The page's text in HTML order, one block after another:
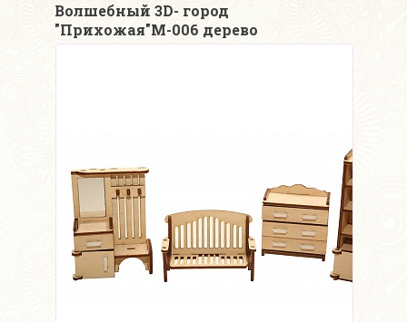
Волшебный 3D- город
"Прихожая"М-006 дерево